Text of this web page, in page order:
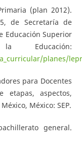
(plan 2012).
de Secretaría de
Educación Superior
Educación:
planes/
para Docentes
etapas, aspectos,
México: SEP.
general.